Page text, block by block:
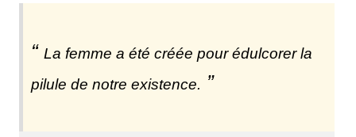
La femme a été créée pour édulcorer la
pilule de notre existence.